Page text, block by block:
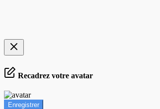
Recadrez votre avatar
Enregistrer